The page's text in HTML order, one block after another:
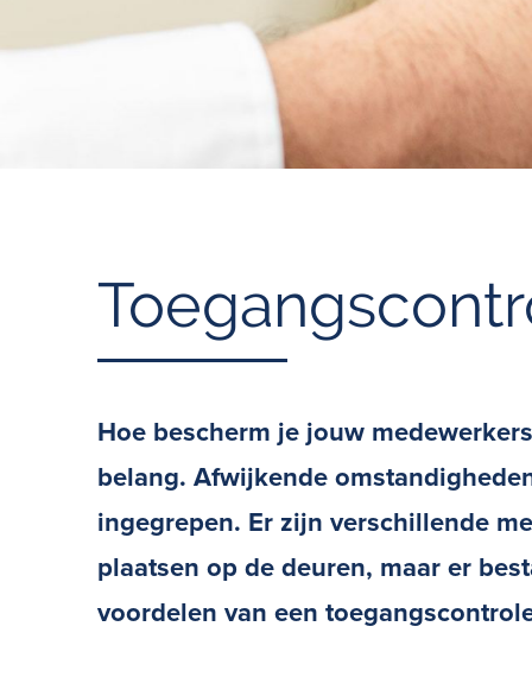
Hoe bescherm je jouw
belang. Afwijkende
ingegrepen. Er zijn verschillende
plaatsen op de deuren, maar er
voordelen van een